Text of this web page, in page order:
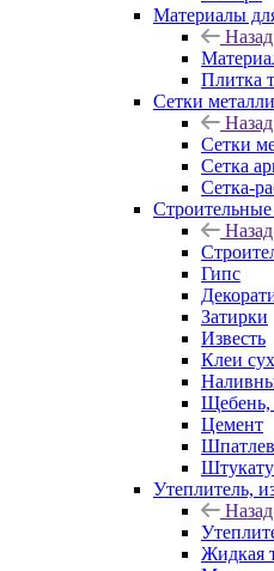
Материалы
Назад
Плитка
Сетки
Назад
Сетки
Сетка
Сетка-
Строительные
Назад
Гипс
Затирки
Известь
Клеи
Щебень,
Цемент
Утеплитель,
Назад
Жидкая